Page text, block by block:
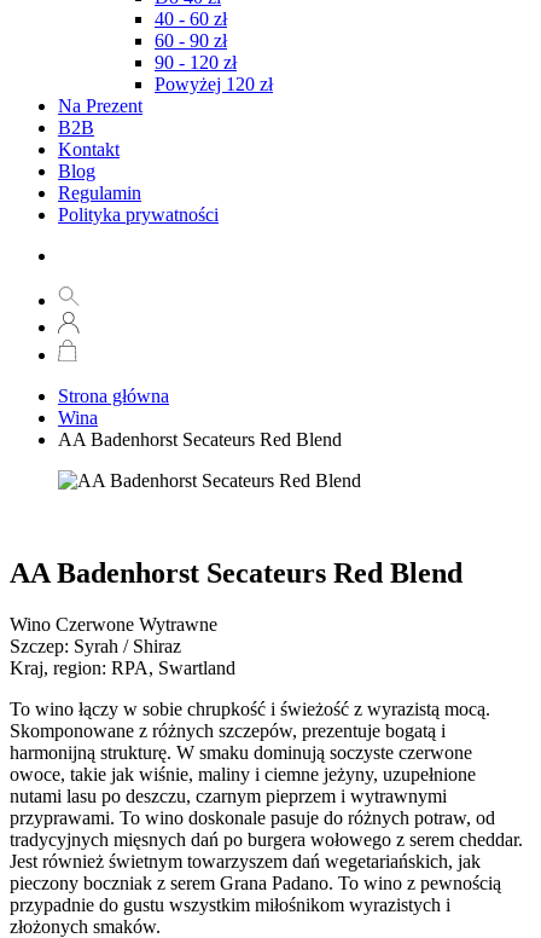
40 - 60 zł
60 - 90 zł
90 - 120 zł
Powyżej 120 zł
Na Prezent
B2B
Kontakt
Blog
Regulamin
Polityka prywatności
Strona główna
Wina
AA Badenhorst Secateurs Red Blend
AA Badenhorst Secateurs Red Blend
Wino Czerwone Wytrawne
Szczep: Syrah / Shiraz
Kraj, region: RPA, Swartland
To wino łączy w sobie chrupkość i świeżość z wyrazistą mocą.
Skomponowane z różnych szczepów, prezentuje bogatą i
harmonijną strukturę. W smaku dominują soczyste czerwone
owoce, takie jak wiśnie, maliny i ciemne jeżyny, uzupełnione
nutami lasu po deszczu, czarnym pieprzem i wytrawnymi
przyprawami. To wino doskonale pasuje do różnych potraw, od
tradycyjnych mięsnych dań po burgera wołowego z serem cheddar.
Jest również świetnym towarzyszem dań wegetariańskich, jak
pieczony boczniak z serem Grana Padano. To wino z pewnością
przypadnie do gustu wszystkim miłośnikom wyrazistych i
złożonych smaków.